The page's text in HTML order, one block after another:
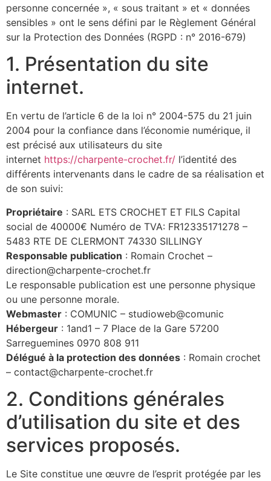
personne concernée », « sous traitant » et « données
sensibles » ont le sens défini par le Règlement Général
sur la Protection des Données (RGPD : n° 2016-679)
1. Présentation du site
internet.
En vertu de l’article 6 de la loi n° 2004-575 du 21 juin
2004 pour la confiance dans l’économie numérique, il
est précisé aux utilisateurs du site
internet https://charpente-crochet.fr/ l’identité des
différents intervenants dans le cadre de sa réalisation et
de son suivi:
Propriétaire : SARL ETS CROCHET ET FILS Capital
social de 40000€ Numéro de TVA: FR12335171278 –
5483 RTE DE CLERMONT 74330 SILLINGY
Responsable publication : Romain Crochet –
direction@charpente-crochet.fr
Le responsable publication est une personne physique
ou une personne morale.
Webmaster : COMUNIC – studioweb@comunic
Hébergeur : 1and1 – 7 Place de la Gare 57200
Sarreguemines 0970 808 911
Délégué à la protection des données : Romain crochet
– contact@charpente-crochet.fr
2. Conditions générales
d’utilisation du site et des
services proposés.
Le Site constitue une œuvre de l’esprit protégée par les